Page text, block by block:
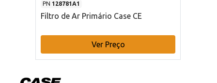
PN 128781A1
Filtro de Ar Primário Case CE
Ver Preço